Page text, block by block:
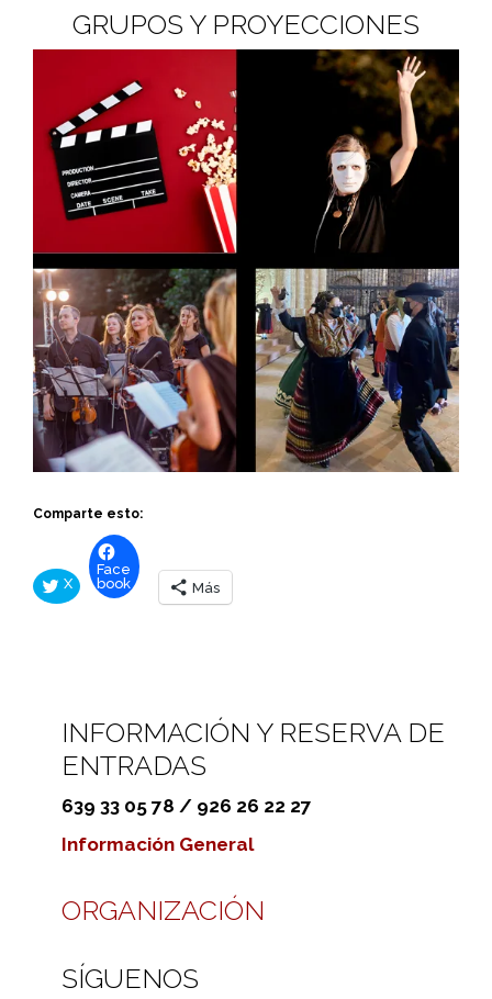
GRUPOS Y PROYECCIONES
Comparte esto:
X
Face
book
Más
INFORMACIÓN Y RESERVA DE
ENTRADAS
639 33 05 78 / 926 26 22 27
Información General
ORGANIZACIÓN
SÍGUENOS